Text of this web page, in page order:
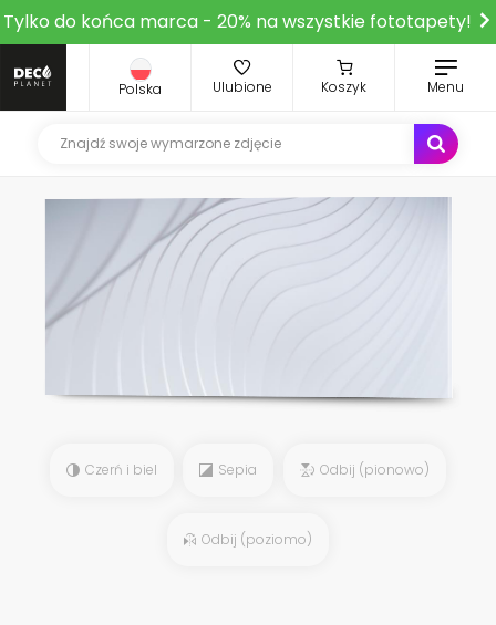
Tylko do końca marca - 20% na wszystkie fototapety!
Polska Ulubione Koszyk Menu
Czerń i biel Sepia Odbij (pionowo)
Odbij (poziomo)